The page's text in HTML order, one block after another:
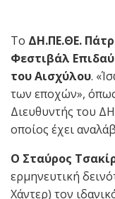
Το ΔΗ.ΠΕ.ΘΕ.
Φεστιβάλ
του Αισχύλου.
των εποχών», όπως
Διευθυντής του
οποίος έχει
Ο Σταύρος
ερμηνευτική
Χάντερ) τον